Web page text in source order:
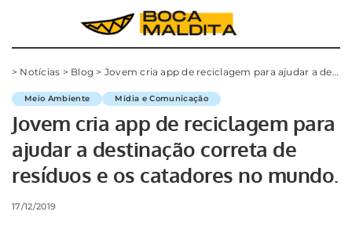
> Notícias > Blog > Jovem cria app de reciclagem para ajudar a destinação correta de resíduos e os catadores no mundo.
Meio Ambiente Mídia e Comunicação
Jovem cria app de reciclagem para
ajudar a destinação correta de
resíduos e os catadores no mundo.
17/12/2019